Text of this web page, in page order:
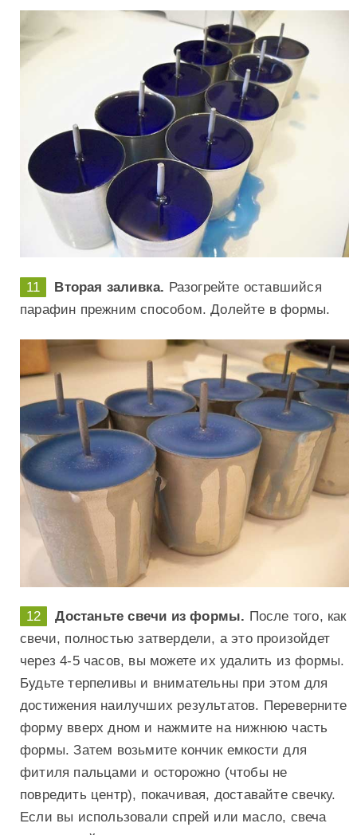
Вторая заливка. Разогрейте оставшийся
парафин прежним способом. Долейте в формы.
Достаньте свечи из формы. После того, как
свечи, полностью затвердели, а это произойдет
через 4-5 часов, вы можете их удалить из формы.
Будьте терпеливы и внимательны при этом для
достижения наилучших результатов. Переверните
форму вверх дном и нажмите на нижнюю часть
формы. Затем возьмите кончик емкости для
фитиля пальцами и осторожно (чтобы не
повредить центр), покачивая, доставайте свечку.
Если вы использовали спрей или масло, свеча